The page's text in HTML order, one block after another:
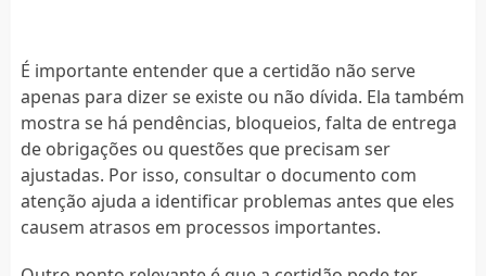
É importante entender que a certidão não serve
apenas para dizer se existe ou não dívida. Ela também
mostra se há pendências, bloqueios, falta de entrega
de obrigações ou questões que precisam ser
ajustadas. Por isso, consultar o documento com
atenção ajuda a identificar problemas antes que eles
causem atrasos em processos importantes.